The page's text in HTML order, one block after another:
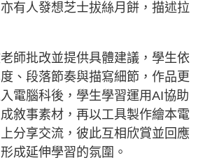
有人發想芝士拔絲月餅，描述拉
師批改並提供具體建議，學生依
、段落節奏與描寫細節，作品更
電腦科後，學生學習運用AI協助
敘事素材，再以工具製作繪本電
分享交流，彼此互相欣賞並回應
成延伸學習的氛圍。